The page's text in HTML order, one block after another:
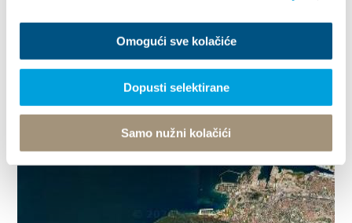
Omogući sve kolačiće
Dopusti selektirane
Samo nužni kolačići